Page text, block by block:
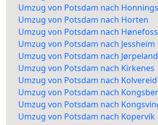
Umzug von Potsdam nach
Umzug von Potsdam nach Horten
Umzug von Potsdam nach Hønefoss
Umzug von Potsdam nach Jessheim
Umzug von Potsdam nach Jørpeland
Umzug von Potsdam nach Kirkenes
Umzug von Potsdam nach Kolvereid
Umzug von Potsdam nach
Umzug von Potsdam nach
Umzug von Potsdam nach Kopervik